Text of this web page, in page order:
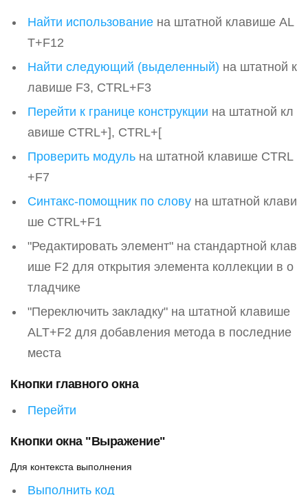
Найти использование на штатной клавише AL
T+F12
Найти следующий (выделенный) на штатной к
лавише F3, CTRL+F3
Перейти к границе конструкции на штатной кл
авише CTRL+], CTRL+[
Проверить модуль на штатной клавише CTRL
+F7
Синтакс-помощник по слову на штатной клави
ше CTRL+F1
"Редактировать элемент" на стандартной клав
ише F2 для открытия элемента коллекции в о
тладчике
"Переключить закладку" на штатной клавише
ALT+F2 для добавления метода в последние
места
Кнопки главного окна
Перейти
Кнопки окна "Выражение"
Для контекста выполнения
Выполнить код